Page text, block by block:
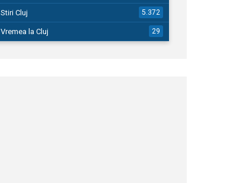
Stiri Cluj 5.372
Vremea la Cluj 29